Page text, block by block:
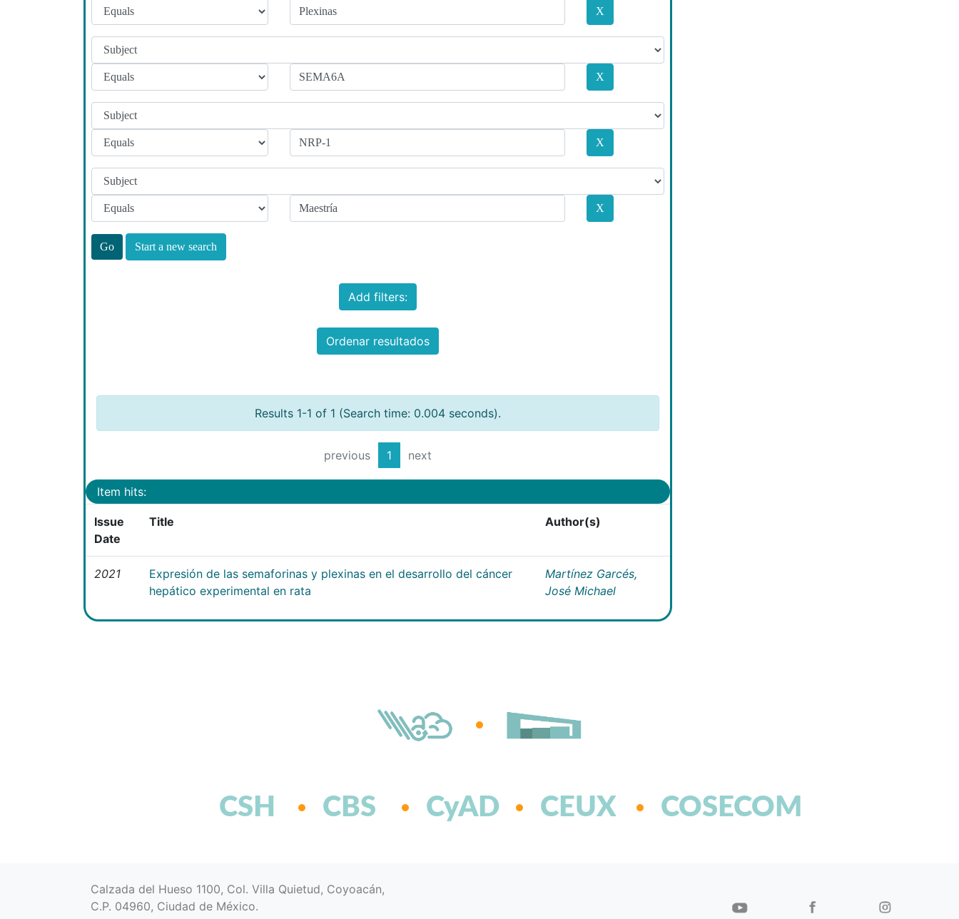
Start a new search
Add filters:
Ordenar resultados
Results 1-1 of 1 (Search time: 0.004 seconds).
previous 1 next
Item hits:
Issue
Date
Title Author(s)
2021
Expresión de las semaforinas y plexinas en el desarrollo del cáncer
hepático experimental en rata
Martínez Garcés,
José Michael
CSH CBS CyAD CEUX COSECOM
Calzada del Hueso 1100, Col. Villa Quietud, Coyoacán,
C.P. 04960, Ciudad de México.